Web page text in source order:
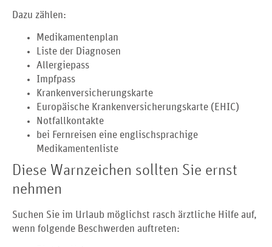
Dazu zählen:
Medikamentenplan
Liste der Diagnosen
Allergiepass
Impfpass
Krankenversicherungskarte
Europäische Krankenversicherungskarte (EHIC)
Notfallkontakte
bei Fernreisen eine englischsprachige
Medikamentenliste
Diese Warnzeichen sollten Sie ernst
nehmen
Suchen Sie im Urlaub möglichst rasch ärztliche Hilfe auf,
wenn folgende Beschwerden auftreten: